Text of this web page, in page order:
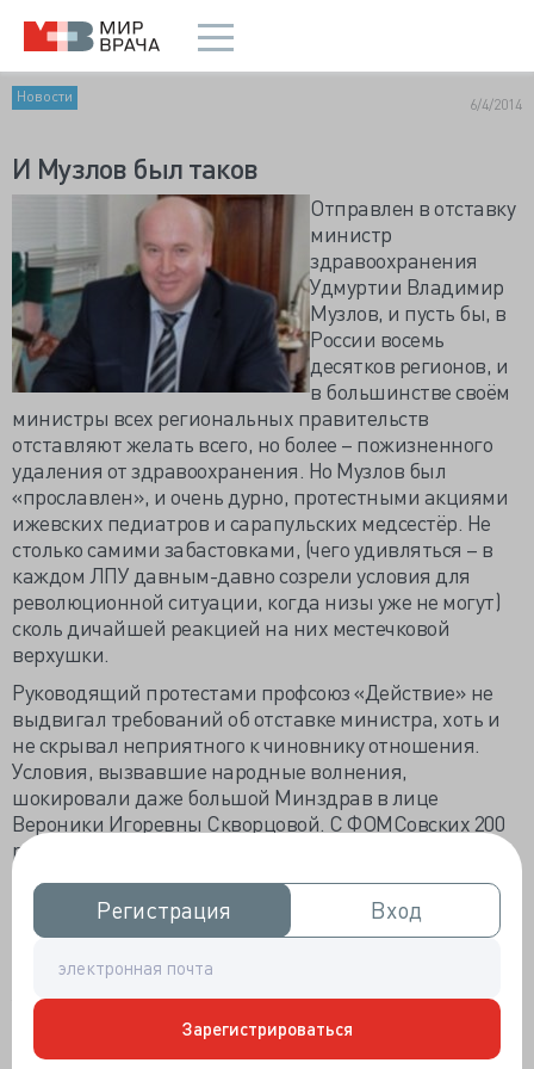
Регистрация
Регистрация Вход
Вход
Зарегистрироваться
Новости 6/4/2014
И Музлов был таков
Отправлен в отставку
министр
здравоохранения
Удмуртии Владимир
Музлов, и пусть бы, в
России восемь
десятков регионов, и
в большинстве своём
министры всех региональных правительств
отставляют желать всего, но более – пожизненного
удаления от здравоохранения. Но Музлов был
«прославлен», и очень дурно, протестными акциями
ижевских педиатров и сарапульских медсестёр. Не
столько самими забастовками, (чего удивляться – в
каждом ЛПУ давным-давно созрели условия для
революционной ситуации, когда низы уже не могут)
сколь дичайшей реакцией на них местечковой
верхушки.
Руководящий протестами профсоюз «Действие» не
выдвигал требований об отставке министра, хоть и
не скрывал неприятного к чиновнику отношения.
Условия, вызвавшие народные волнения,
шокировали даже большой Минздрав в лице
Вероники Игоревны Скворцовой. С ФОМСовских 200
рублей за маленького пациента, ижевским докторам
доставалось 23рубля 50 копеек. Установив
действительное снижение уровня стимулирующих
выплат педиатрам, с предписанием «в пятидневный
медработников», Скворцова в письме к президенту
Удмуртии потребовала привлечь к дисциплинарной
ответственности главу республиканского Минздрава
Владимира Музлова и руководство некоторых